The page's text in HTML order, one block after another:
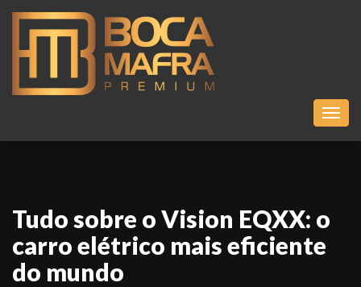
Tudo sobre o Vision EQXX: o
carro elétrico mais eficiente
do mundo